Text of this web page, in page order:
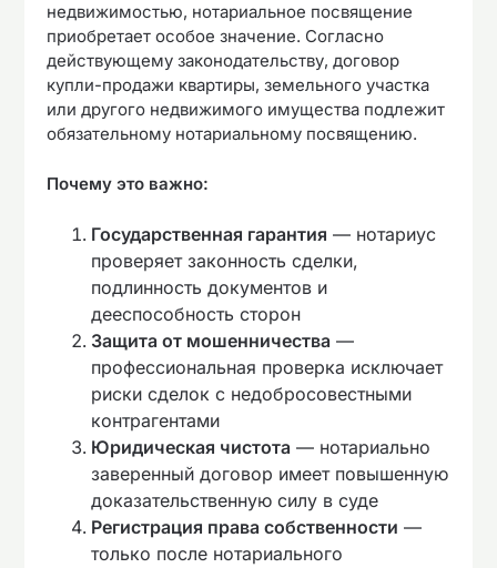
недвижимостью, нотариальное посвящение
приобретает особое значение. Согласно
действующему законодательству, договор
купли-продажи квартиры, земельного участка
или другого недвижимого имущества подлежит
обязательному нотариальному посвящению.
Почему это важно:
Государственная гарантия — нотариус
проверяет законность сделки,
подлинность документов и
дееспособность сторон
Защита от мошенничества —
профессиональная проверка исключает
риски сделок с недобросовестными
контрагентами
Юридическая чистота — нотариально
заверенный договор имеет повышенную
доказательственную силу в суде
Регистрация права собственности —
только после нотариального